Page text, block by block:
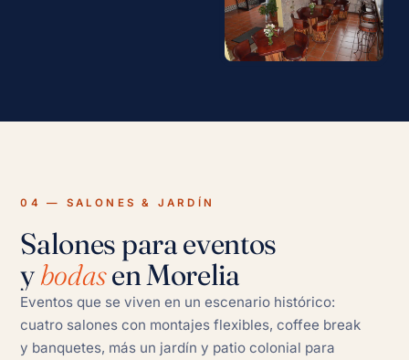
04 — SALONES & JARDÍN
Salones para eventos
ybodasen Morelia
Eventos que se viven en un escenario histórico:
cuatro salones con montajes flexibles, coffee break
y banquetes, más un jardín y patio colonial para